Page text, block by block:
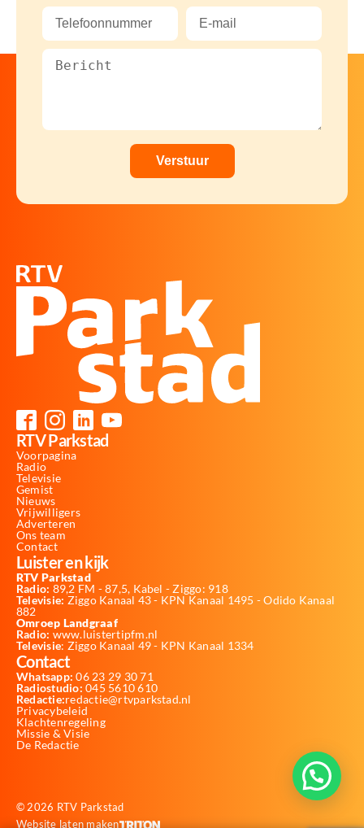
RTV Parkstad
Voorpagina
Radio
Televisie
Gemist
Nieuws
Vrijwilligers
Adverteren
Ons team
Contact
Luister en kijk
RTV Parkstad
Radio: 89,2 FM - 87,5, Kabel - Ziggo: 918
Televisie: Ziggo Kanaal 43 - KPN Kanaal 1495 - Odido Kanaal
882
Omroep Landgraaf
Radio: www.luistertipfm.nl
Televisie: Ziggo Kanaal 49 - KPN Kanaal 1334
Contact
Whatsapp: 06 23 29 30 71
Radiostudio: 045 5610 610
Redactie:redactie@rtvparkstad.nl
Privacybeleid
Klachtenregeling
Missie & Visie
De Redactie
© 2026 RTV Parkstad
Website laten maken